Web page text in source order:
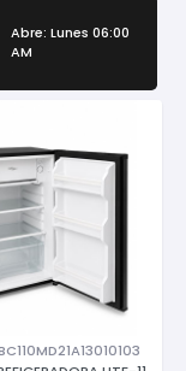
Abre: Lunes 06:00
AM